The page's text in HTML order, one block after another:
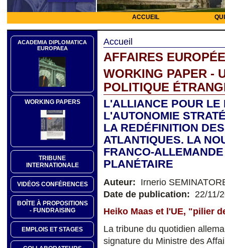
ACCUEIL
ACADEMIA DIPLOMATICA
EUROPAEA
WORKING PAPERS
TRIBUNE
INTERNATIONALE
VIDÉOS CONFÉRENCES
BOÎTE À PROPOSITIONS
- FUNDRAISING
EMPLOIS ET STAGES
Accueil
AFFAIRES
WORKING PAPER -
POLITIQUE
L'ALLIANCE POUR LE
L'AUTONOMIE
LA REDÉFINITION
ATLANTIQUES. LA
FRANCO-
PLANÉTAIRE
Auteur: Irnerio
Date de publication: 22/11/
Heiko Maas et l'UE, "pilier
La tribune du quotidien
signature du Ministre des